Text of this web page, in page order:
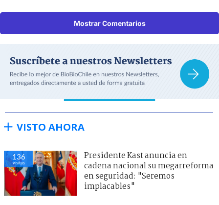
Mostrar Comentarios
VISTO AHORA
136
visitas
Presidente Kast anuncia en
cadena nacional su megarreforma
en seguridad: "Seremos
implacables"